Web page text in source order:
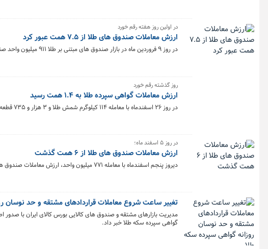
در اولین روز هفته رقم خورد
ارزش معاملات صندوق های طلا از ۷.۵ همت عبور کرد
در روز ۹ فروردین ماه در بازار صندوق های مبتنی بر طلا ۹۱۱ میلیون واحد صندوق معامله شد و ارزش معاملات صندوق های طلا به ۷.۵ همت رسید.
روز گذشته رقم خورد
ارزش معاملات گواهی سپرده طلا به ۱.۴ همت رسید
در روز ۲۶ اسفندماه با معامله ۱۱۴ کیلوگرم شمش طلا و ۳ هزار و ۷۳۵ قطعه سکه طلا، ارزش کل معاملات گواهی های مبتنی بر طلا به ۱.۴ همت رسید.
در روز ۵ اسفند ماه؛
ارزش معاملات صندوق های طلا از ۶ همت گذشت
دیروز پنجم اسفندماه با معامله ۷۷۱ میلیون واحد، ارزش معاملات صندوق های طلا از ۶ همت عبور کرد.
تغییر ساعت شروع معاملات قراردادهای مشتقه و حد نوسان
مدیریت بازارهای مشتقه و صندوق های کالایی بورس کالای ایران با صدور
گواهی سپرده سکه طلا خبر داد.